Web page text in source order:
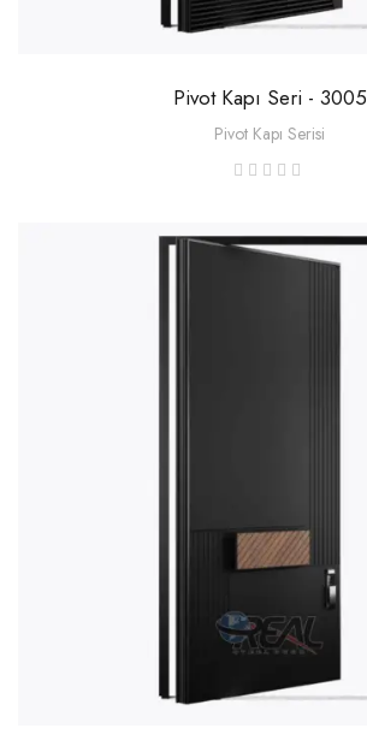
Pivot Kapı Seri - 3005
Pivot Kapı Serisi